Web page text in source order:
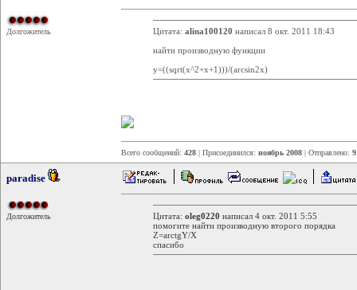
Долгожитель Цитата: alina100120 написал 8 окт. 2011 18:43
найти производную функции
y=((sqrt(x^2+x+1)))/(arcsin2x)
Всего сообщений: 428 | Присоединился: ноябрь 2008 | Отправлено:
paradise
Долгожитель Цитата: oleg0220 написал 4 окт. 2011 5:55
помогите найти производную второго порядка
Z=arctgY/X
спасибо